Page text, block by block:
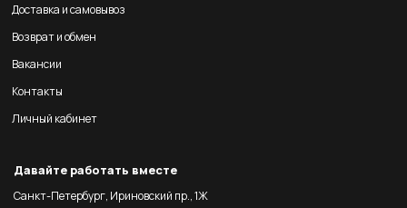
Доставка и самовывоз
Возврат и обмен
Вакансии
Контакты
Личный кабинет
Давайте работать вместе
Санкт-Петербург, Ириновский пр., 1Ж